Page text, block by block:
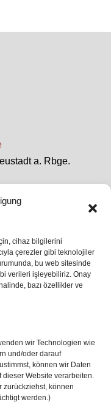
cihaz bilgilerini
çerezler gibi teknolojiler
bu web sitesinde
verileri işleyebiliriz. Onay
bazı özellikler ve
wir Technologien wie
und/oder darauf
können wir Daten
Website verarbeiten.
zurückziehst, können
werden.)
a. Rbge.
Freiburg ve Aston
Hazırlanıyor